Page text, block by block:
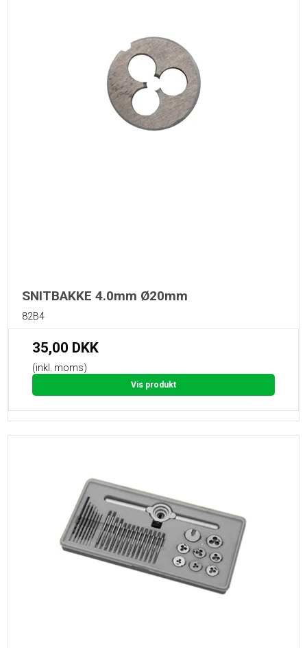
SNITBAKKE 4.0mm Ø20mm
82B4
35,00 DKK
(inkl. moms)
Vis produkt